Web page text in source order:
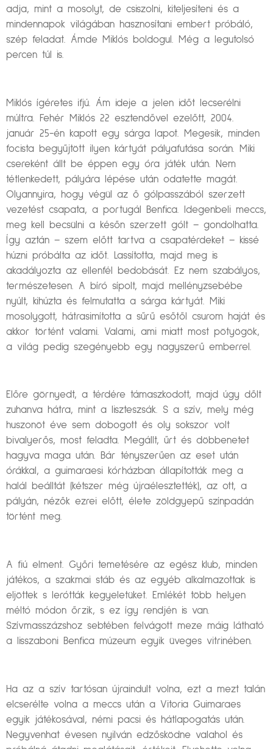
adja, mint a mosolyt, de csiszolni, kiteljesíteni és a
mindennapok világában hasznosítani embert próbáló,
szép feladat. Ámde Miklós boldogul. Még a legutolsó
percen túl is.
Miklós ígéretes ifjú. Ám ideje a jelen időt lecserélni
múltra. Fehér Miklós 22 esztendővel ezelőtt, 2004.
január 25-én kapott egy sárga lapot. Megesik, minden
focista begyűjtött ilyen kártyát pályafutása során. Miki
csereként állt be éppen egy óra játék után. Nem
tétlenkedett, pályára lépése után odatette magát.
Olyannyira, hogy végül az ő gólpasszából szerzett
vezetést csapata, a portugál Benfica. Idegenbeli meccs,
meg kell becsülni a későn szerzett gólt – gondolhatta.
Így aztán – szem előtt tartva a csapatérdeket – kissé
húzni próbálta az időt. Lassította, majd meg is
akadályozta az ellenfél bedobását. Ez nem szabályos,
természetesen. A bíró sípolt, majd mellényzsebébe
nyúlt, kihúzta és felmutatta a sárga kártyát. Miki
mosolygott, hátrasimította a sűrű esőtől csurom haját és
akkor történt valami. Valami, ami miatt most pötyögök,
a világ pedig szegényebb egy nagyszerű emberrel.
Előre görnyedt, a térdére támaszkodott, majd úgy dőlt
zuhanva hátra, mint a liszteszsák. S a szív, mely még
huszonöt éve sem dobogott és oly sokszor volt
bivalyerős, most feladta. Megállt, űrt és döbbenetet
hagyva maga után. Bár tényszerűen az eset után
órákkal, a guimaraesi kórházban állapították meg a
halál beálltát (kétszer még újraélesztették), az ott, a
pályán, nézők ezrei előtt, élete zöldgyepű színpadán
történt meg.
A fiú elment. Győri temetésére az egész klub, minden
játékos, a szakmai stáb és az egyéb alkalmazottak is
eljöttek s lerótták kegyeletüket. Emlékét több helyen
méltó módon őrzik, s ez így rendjén is van.
Szívmasszázshoz sebtében felvágott meze máig látható
a lisszaboni Benfica múzeum egyik üveges vitrinében.
Ha az a szív tartósan újraindult volna, ezt a mezt talán
elcserélte volna a meccs után a Vitoria Guimaraes
egyik játékosával, némi pacsi és hátlapogatás után.
Negyvenhat évesen nyilván edzősködne valahol és